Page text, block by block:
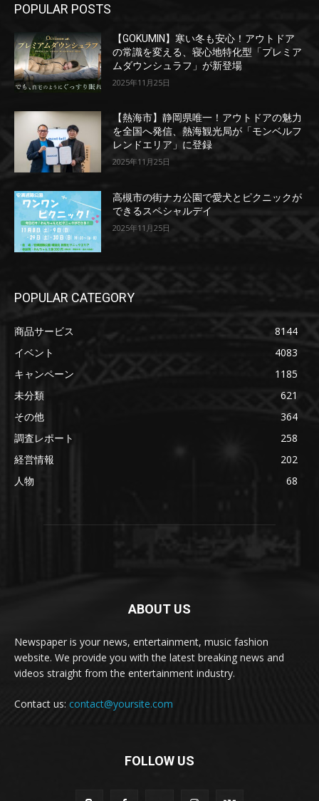
POPULAR POSTS
【GOKUMIN】寒い冬も安心！アウトドア
の常識を変える、寝心地特化型「プレミア
ムダウンシュラフ」が新登場
2025年11月25日
【熱海市】静岡県唯一！アウトドアの魅力
を全国へ発信、熱海観光局が「モンベルフ
レンドエリア」に登録
2025年11月25日
高槻市の街ナカ公園で愛犬とピクニックが
できるスペシャルデイ
2025年11月25日
POPULAR CATEGORY
商品サービス
8144
イベント
4083
キャンペーン
1185
未分類
621
その他
364
調査レポート
258
経営情報
202
人物
68
ABOUT US
Newspaper is your news, entertainment, music fashion
website. We provide you with the latest breaking news and
videos straight from the entertainment industry.
Contact us: contact@yoursite.com
FOLLOW US